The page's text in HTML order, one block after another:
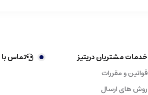
خدمات مشتریان دریتیز
قوانین و مقررات
روش های ارسال
تماس با